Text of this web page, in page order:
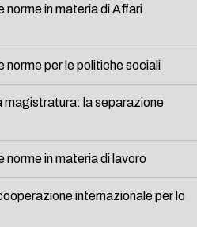
norme in materia di Affari
norme per le politiche sociali
magistratura: la separazione
in materia di lavoro
internazionale per lo